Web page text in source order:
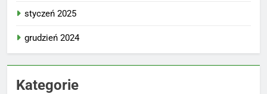
styczeń 2025
grudzień 2024
Kategorie